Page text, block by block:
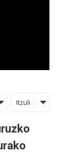
Itzuli